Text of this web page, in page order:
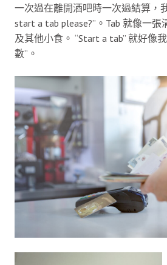
一次過在離開酒吧時一次過結算，
start a tab please?”。Tab 就像一
及其他小食。 “Start a tab” 就好像
數”。